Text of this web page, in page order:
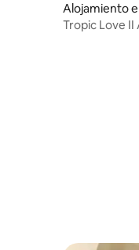
Alojamiento
Tropic Love II